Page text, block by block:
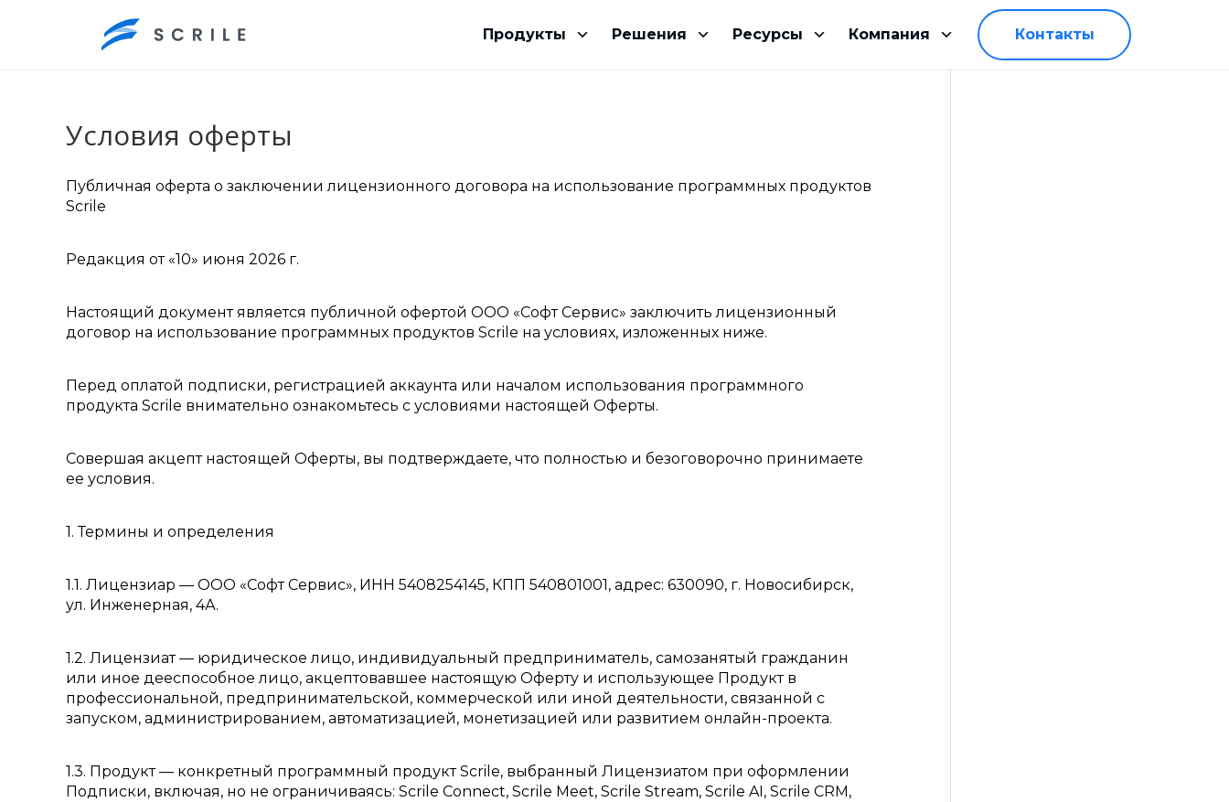
Продукты Решения Ресурсы Компания Контакты
Условия оферты
Публичная оферта о заключении лицензионного договора на использование программных продуктов
Scrile
Редакция от «10» июня 2026 г.
Настоящий документ является публичной офертой ООО «Софт Сервис» заключить лицензионный
договор на использование программных продуктов Scrile на условиях, изложенных ниже.
Перед оплатой подписки, регистрацией аккаунта или началом использования программного
продукта Scrile внимательно ознакомьтесь с условиями настоящей Оферты.
Совершая акцепт настоящей Оферты, вы подтверждаете, что полностью и безоговорочно принимаете
ее условия.
1. Термины и определения
1.1. Лицензиар — ООО «Софт Сервис», ИНН 5408254145, КПП 540801001, адрес: 630090, г. Новосибирск,
ул. Инженерная, 4А.
1.2. Лицензиат — юридическое лицо, индивидуальный предприниматель, самозанятый гражданин
или иное дееспособное лицо, акцептовавшее настоящую Оферту и использующее Продукт в
профессиональной, предпринимательской, коммерческой или иной деятельности, связанной с
запуском, администрированием, автоматизацией, монетизацией или развитием онлайн-проекта.
1.3. Продукт — конкретный программный продукт Scrile, выбранный Лицензиатом при оформлении
Подписки, включая, но не ограничиваясь: Scrile Connect, Scrile Meet, Scrile Stream, Scrile AI, Scrile CRM,